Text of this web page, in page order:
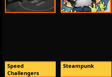
Speed
Challengers
Steampunk